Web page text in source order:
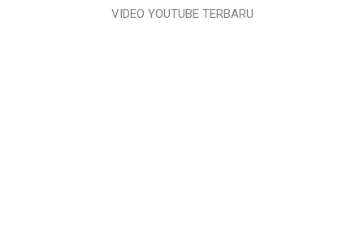
VIDEO YOUTUBE TERBARU